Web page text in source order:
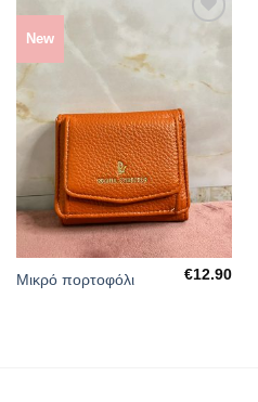
New
ΠΡΌΣΘΉΚΗ
ΛΊΣΤΑ
ΕΠΙΘΥΜΙΏΝ
Μικρό πορτοφόλι €12.90